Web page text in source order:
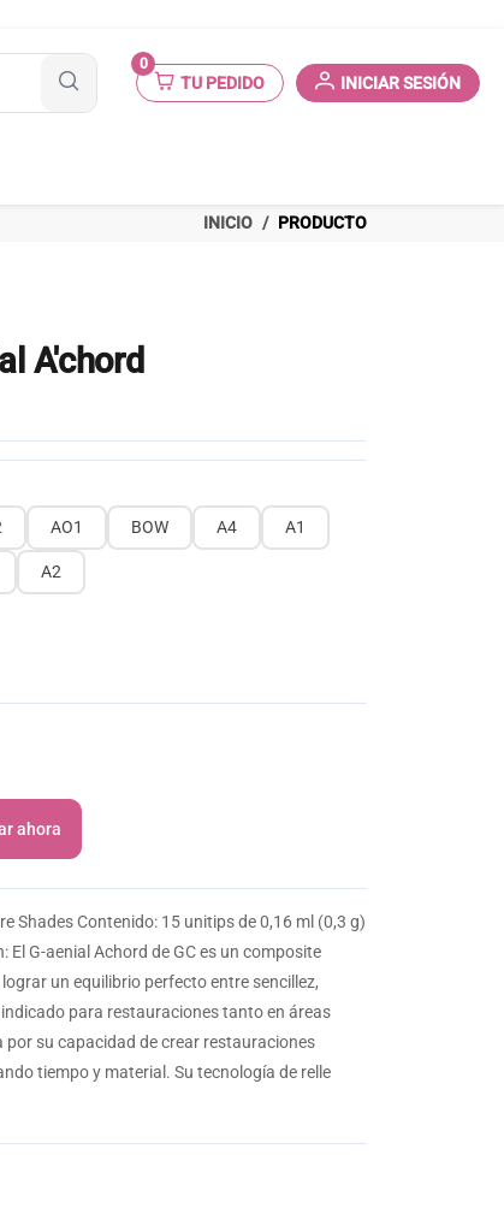
0
TU PEDIDO INICIAR SESIÓN
INICIO PRODUCTO
A'chord
AO1 BOW A4 A1
A2
ahora
Shades Contenido: 15 unitips de 0,16 ml (0,3 g)
El G-aenial Achord de GC es un composite
un equilibrio perfecto entre sencillez,
para restauraciones tanto en áreas
su capacidad de crear restauraciones
tiempo y material. Su tecnología de relle